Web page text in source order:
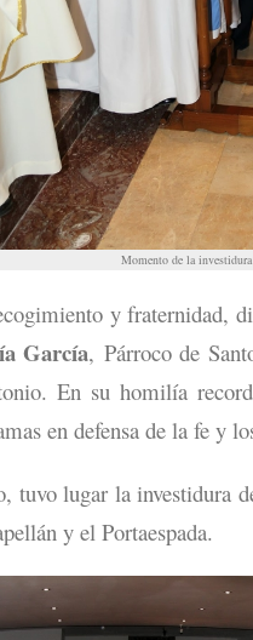
Momento de la
y fraternidad,
García, Párroco de
En su homilía
en defensa de la fe y
tuvo lugar la investidura
y el Portaespada.